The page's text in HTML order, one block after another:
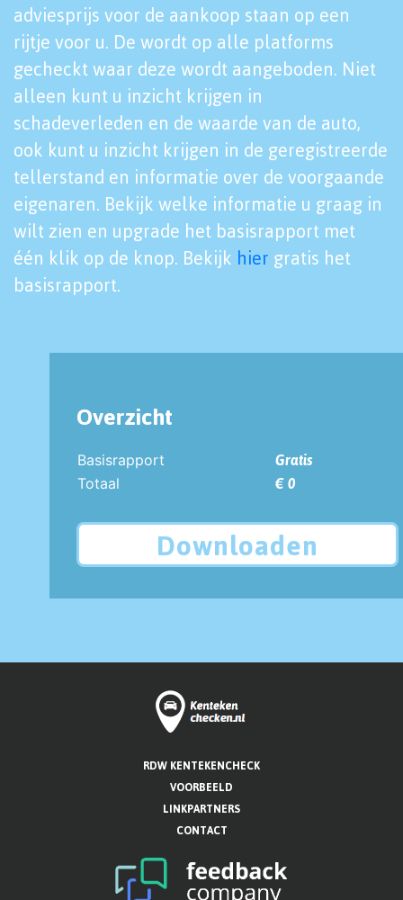
adviesprijs voor de aankoop staan op een
rijtje voor u. De wordt op alle platforms
gecheckt waar deze wordt aangeboden. Niet
alleen kunt u inzicht krijgen in
schadeverleden en de waarde van de auto,
ook kunt u inzicht krijgen in de geregistreerde
tellerstand en informatie over de voorgaande
eigenaren. Bekijk welke informatie u graag in
wilt zien en upgrade het basisrapport met
één klik op de knop. Bekijk hier gratis het
basisrapport.
Overzicht
Basisrapport
Gratis
Totaal
€ 0
Downloaden
RDW KENTEKENCHECK
VOORBEELD
LINKPARTNERS
CONTACT